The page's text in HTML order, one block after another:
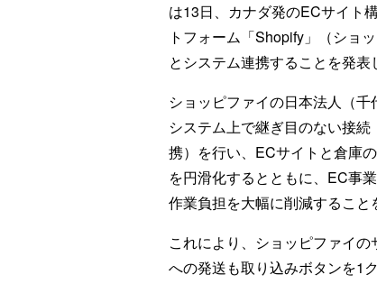
は13日、カナダ発のECサイト
トフォーム「Shopify」（ショッ
とシステム連携することを発表
ショッピファイの日本法人（千
システム上で継ぎ目のない接続
携）を行い、ECサイトと倉庫
を円滑化するとともに、EC事
作業負担を大幅に削減すること
これにより、ショッピファイ
への発送も取り込みボタンを1